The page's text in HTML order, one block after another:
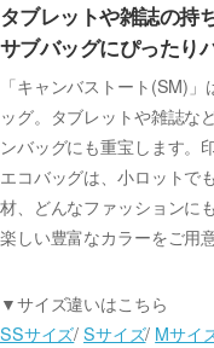
タブレットや雑誌の持
サブバッグにぴったり
「キャンバストート(SM)
ッグ。タブレットや雑誌な
ンバッグにも重宝します。
エコバッグは、小ロットで
材、どんなファッションに
楽しい豊富なカラーをご用
▼サイズ違いはこちら
SSサイズ/Sサイズ/ Mサイ